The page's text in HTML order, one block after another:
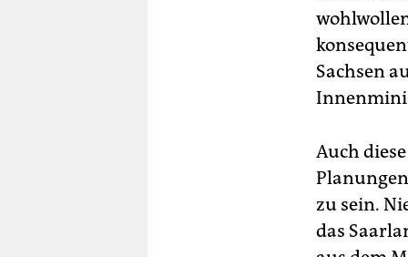
Sachsen
Auch
zu sein.
das